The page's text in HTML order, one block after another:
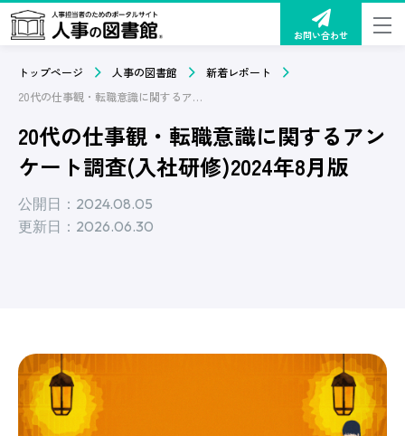
お問い合わせ
トップページ 人事の図書館
新着レポート
20代の仕事観・転職意識に関するアンケート調査(入社研修)2024年8月版
20代の仕事観・転職意識に関するアン
ケート調査(入社研修)2024年8月版
公開日：2024.08.05
更新日：2026.06.30